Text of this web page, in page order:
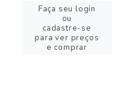
Faça seu login
ou
cadastre-se
para ver preços
e comprar